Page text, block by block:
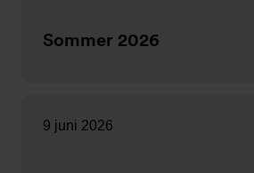
Sommer 2026
9 juni 2026